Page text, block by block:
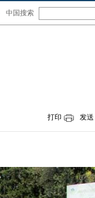
中国搜索
打印 发送